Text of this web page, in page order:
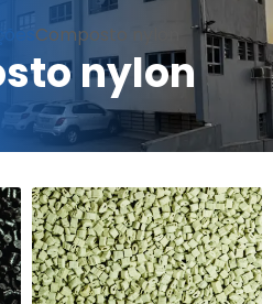
Composto nylon
nylon